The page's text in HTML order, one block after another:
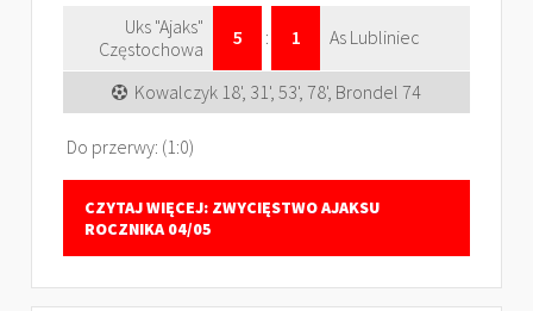
Uks "Ajaks"
Częstochowa
5 : 1 As Lubliniec
Kowalczyk 18', 31', 53', 78', Brondel 74
Do przerwy: (1:0)
CZYTAJ WIĘCEJ: ZWYCIĘSTWO AJAKSU
ROCZNIKA 04/05